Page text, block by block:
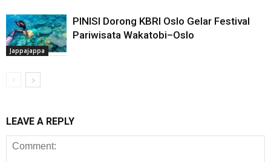
Jappajappa
PINISI Dorong KBRI Oslo Gelar Festival
Pariwisata Wakatobi–Oslo
LEAVE A REPLY